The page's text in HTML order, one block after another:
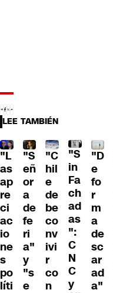
LEE TAMBIÉN
"L
as
ap
re
ci
ac
io
ne
s
po
líti
"S
eñ
or
a
de
fe
ri
a"
y
"s
e
"C
hil
e
de
be
co
nv
ivi
r
co
n
"S
in
Fa
ch
ad
as
":
C
N
C
y
"D
e
fo
r
m
a
de
sc
ar
ad
a"